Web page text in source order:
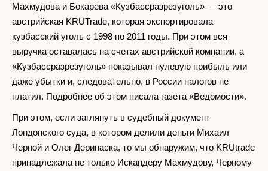
Махмудова и Бокарева «Кузбассразрезуголь» — это
австрийская KRUTrade, которая экспортировала
кузбасский уголь с 1998 по 2011 годы. При этом вся
выручка оставалась на счетах австрийской компании, а
«Кузбассразрезуголь» показывал нулевую прибыль или
даже убытки и, следовательно, в России налогов не
платил. Подробнее об этом писала газета «Ведомости».
При этом, если заглянуть в судебный документ
Лондонского суда, в котором делили деньги Михаил
Черной и Олег Дерипаска, то мы обнаружим, что KRUtrade
принадлежала не только Искандеру Махмудову, Черному